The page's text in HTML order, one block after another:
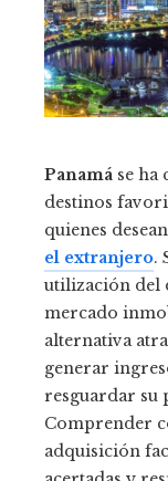
Panamá se ha
destinos
quienes desean
el extranjero.
utilización del
mercado
alternativa
generar
resguardar su
Comprender
adquisición